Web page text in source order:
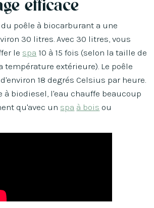
efficace
poêle à biocarburant a une
30 litres. Avec 30 litres, vous
le spa 10 à 15 fois (selon la taille de
température extérieure). Le poêle
18 degrés Celsius par heure.
à biodiesel, l'eau chauffe beaucoup
qu'avec un spa à bois ou